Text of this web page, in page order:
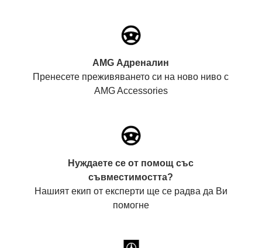
AMG Адреналин
Пренесете преживяването си на ново ниво с
AMG Accessories
Нуждаете се от помощ със
съвместимостта?
Нашият екип от експерти ще се радва да Ви
помогне